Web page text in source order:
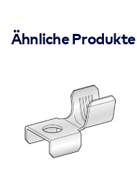
Ähnliche Produkte